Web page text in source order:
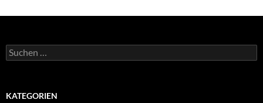
Suchen
nach:
KATEGORIEN